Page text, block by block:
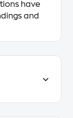
have
and